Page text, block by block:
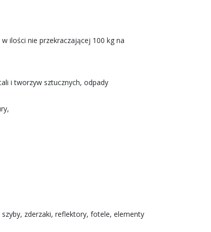
ilości nie przekraczającej 100 kg na
i tworzyw sztucznych, odpady
zderzaki, reflektory, fotele, elementy